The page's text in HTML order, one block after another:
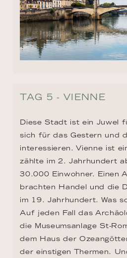
TAG 5 - VIENNE
Diese Stadt ist ein Juwel
sich für das Gestern und
interessieren. Vienne ist
zählte im 2. Jahrhundert
30.000 Einwohner. Einen
brachten Handel und die
im 19. Jahrhundert. Was
Auf jeden Fall das
die Museumsanlage St-
dem Haus der
der einstigen Thermen.